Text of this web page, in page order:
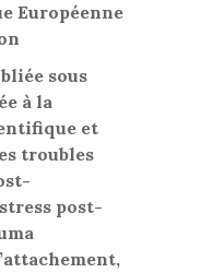
Européenne
sous
à la
et
troubles
post-